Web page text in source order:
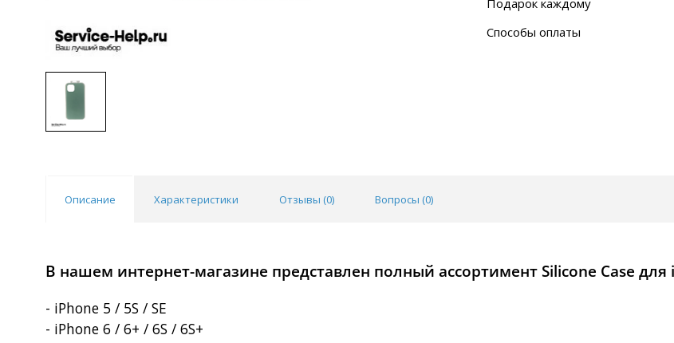
Автобусы (по ЮФО)
“BlaBlaCar” (по ЮФО)
Подарок каждому
Способы оплаты
Описание Характеристики Отзывы (0) Вопросы (0)
В нашем интернет-магазине представлен полный ассортимент Silicone Case для
- iPhone 5 / 5S / SE
- iPhone 6 / 6+ / 6S / 6S+